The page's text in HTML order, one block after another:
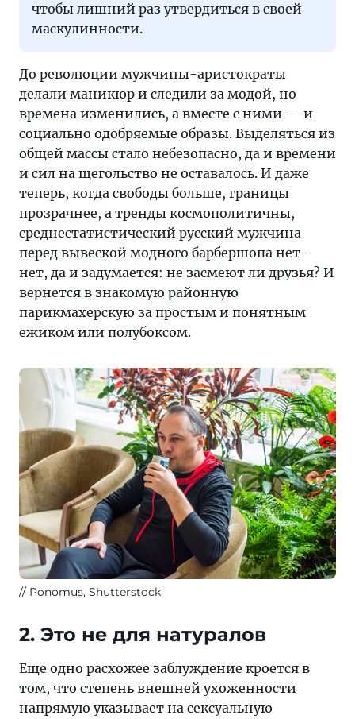
чтобы лишний раз утвердиться в своей
маскулинности.
До революции мужчины-аристократы
делали маникюр и следили за модой, но
времена изменились, а вместе с ними — и
социально одобряемые образы. Выделяться из
общей массы стало небезопасно, да и времени
и сил на щегольство не оставалось. И даже
теперь, когда свободы больше, границы
прозрачнее, а тренды космополитичны,
среднестатистический русский мужчина
перед вывеской модного барбершопа нет-
нет, да и задумается: не засмеют ли друзья? И
вернется в знакомую районную
парикмахерскую за простым и понятным
ежиком или полубоксом.
Ponomus, Shutterstock
2. Это не для натуралов
Еще одно расхожее заблуждение кроется в
том, что степень внешней ухоженности
напрямую указывает на сексуальную